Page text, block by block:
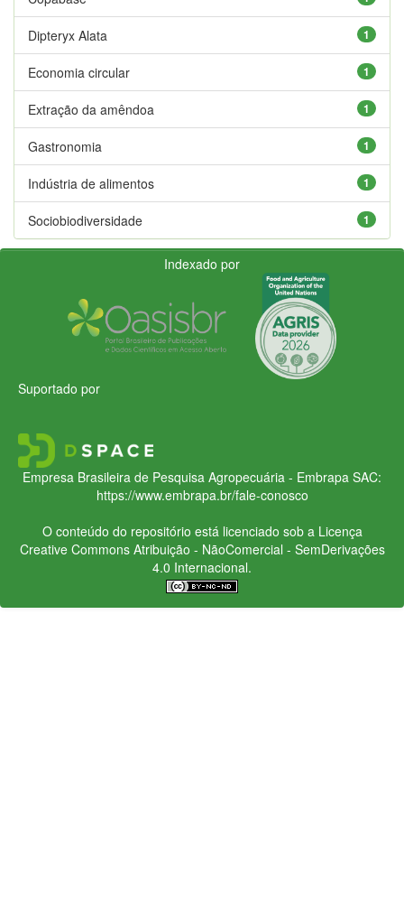
1
Dipteryx Alata
1
Economia circular
1
Extração da amêndoa
1
Gastronomia
1
Indústria de alimentos
1
Sociobiodiversidade
Indexado por
Suportado por
Empresa Brasileira de Pesquisa Agropecuária - Embrapa SAC:
https://www.embrapa.br/fale-conosco
O conteúdo do repositório está licenciado sob a Licença
Creative CommonsAtribuição - NãoComercial - SemDerivações
4.0 Internacional.